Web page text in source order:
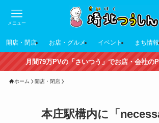
メニュー
開店・閉店 お店・グルメ イベント まち情報
月間79万PVの「さいつう」でお店・会社の
ホーム 開店・閉店
本庄駅構内に「